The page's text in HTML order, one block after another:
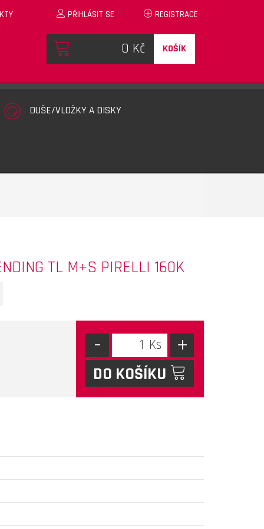
PŘIHLÁSIT SE REGISTRACE
KOŠÍK
DUŠE/VLOŽKY A DISKY
TL M+S PIRELLI 160K
- +
DO KOŠÍKU